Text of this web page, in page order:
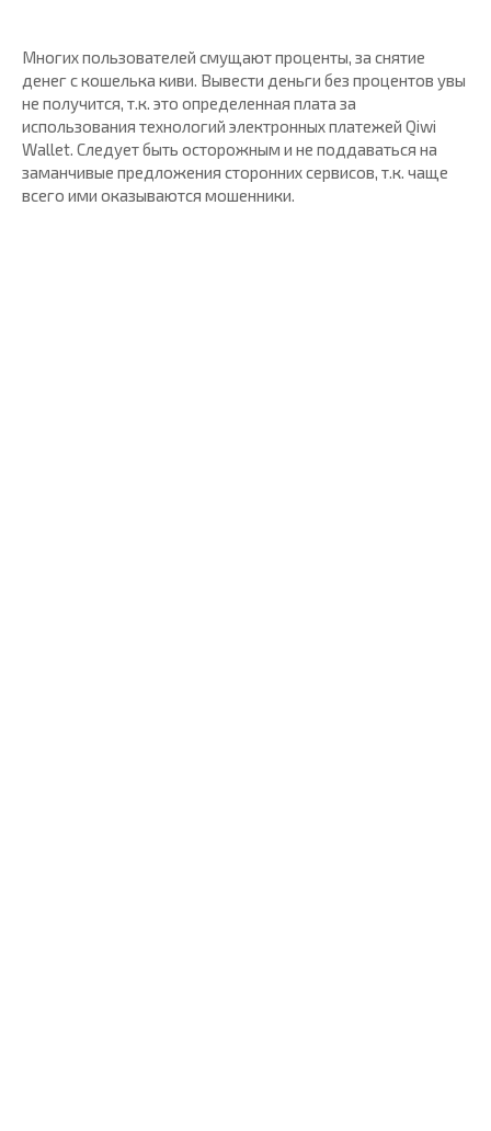
Многих пользователей смущают проценты, за снятие
денег с кошелька киви. Вывести деньги без процентов увы
не получится, т.к. это определенная плата за
использования технологий электронных платежей Qiwi
Wallet. Следует быть осторожным и не поддаваться на
заманчивые предложения сторонних сервисов, т.к. чаще
всего ими оказываются мошенники.